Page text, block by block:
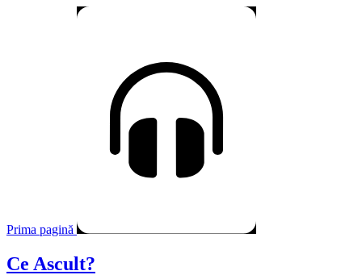
Prima pagină
Ce Ascult?